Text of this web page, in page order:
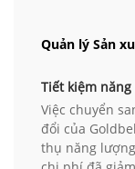
Quản lý Sản
Tiết kiệm
Việc chuyển
đổi của
thụ năng